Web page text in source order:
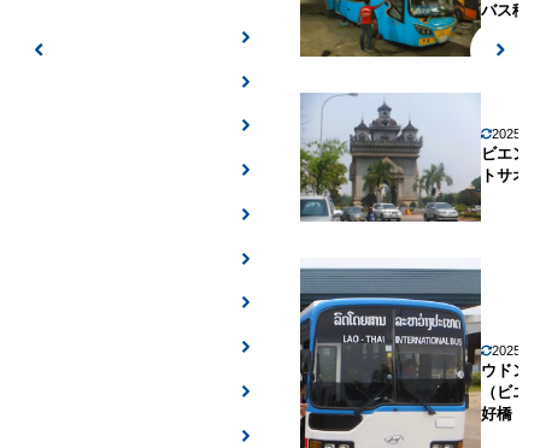
バス移
2025年
ビエン
トサオ
2025年
ウドン
（ビ
好橋